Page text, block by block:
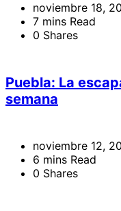
noviembre 18,
7 mins Read
0 Shares
Puebla: La
semana
noviembre 12,
6 mins Read
0 Shares